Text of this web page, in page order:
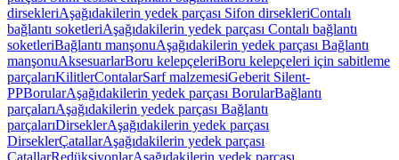
dirsekleriAşağıdakilerin yedek parçası Sifon dirsekleriContalı
bağlantı soketleriAşağıdakilerin yedek parçası Contalı bağlantı
soketleriBağlantı manşonuAşağıdakilerin yedek parçası Bağlantı
manşonuAksesuarlarBoru kelepçeleriBoru kelepçeleri için sabitleme
parçalarıKilitlerContalarSarf malzemesiGeberit Silent-
PPBorularAşağıdakilerin yedek parçası BorularBağlantı
parçalarıAşağıdakilerin yedek parçası Bağlantı
parçalarıDirseklerAşağıdakilerin yedek parçası
DirseklerÇatallarAşağıdakilerin yedek parçası
ÇatallarRedüksiyonlarAşağıdakilerin yedek parçası